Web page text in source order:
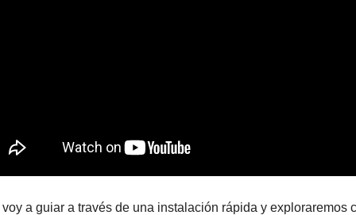
a guiar a través de una instalación rápida y exploraremos